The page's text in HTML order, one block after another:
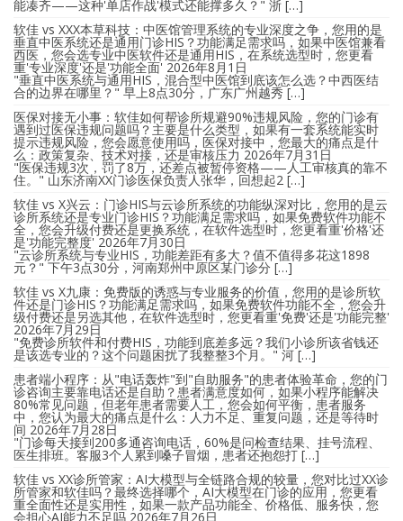
能凑齐——这种'单店作战'模式还能撑多久？" 浙 […]
软佳 vs XXX本草科技：中医馆管理系统的专业深度之争，您用的是
垂直中医系统还是通用门诊HIS？功能满足需求吗，如果中医馆兼看
西医，您会选专业中医软件还是通用HIS，在系统选型时，您更看
重'专业深度'还是'功能全面' 2026年8月1日
"垂直中医系统与通用HIS，混合型中医馆到底该怎么选？中西医结
合的边界在哪里？" 早上8点30分，广东广州越秀 […]
医保对接无小事：软佳如何帮诊所规避90%违规风险，您的门诊有
遇到过医保违规问题吗？主要是什么类型，如果有一套系统能实时
提示违规风险，您会愿意使用吗，医保对接中，您最大的痛点是什
么：政策复杂、技术对接，还是审核压力 2026年7月31日
"医保违规3次，罚了8万，还差点被暂停资格——人工审核真的靠不
住。" 山东济南XX门诊医保负责人张华，回想起2 […]
软佳 vs X兴云：门诊HIS与云诊所系统的功能纵深对比，您用的是云
诊所系统还是专业门诊HIS？功能满足需求吗，如果免费软件功能不
全，您会升级付费还是更换系统，在软件选型时，您更看重'价格'还
是'功能完整度' 2026年7月30日
"云诊所系统与专业HIS，功能差距有多大？值不值得多花这1898
元？" 下午3点30分，河南郑州中原区某门诊分 […]
软佳 vs X九康：免费版的诱惑与专业服务的价值，您用的是诊所软
件还是门诊HIS？功能满足需求吗，如果免费软件功能不全，您会升
级付费还是另选其他，在软件选型时，您更看重'免费'还是'功能完整'
2026年7月29日
"免费诊所软件和付费HIS，功能到底差多远？我们小诊所该省钱还
是该选专业的？这个问题困扰了我整整3个月。" 河 […]
患者端小程序：从"电话轰炸"到"自助服务"的患者体验革命，您的门
诊咨询主要靠电话还是自助？患者满意度如何，如果小程序能解决
80%常见问题，但老年患者需要人工，您会如何平衡，患者服务
中，您认为最大的痛点是什么：人力不足、重复问题，还是等待时
间 2026年7月28日
"门诊每天接到200多通咨询电话，60%是问检查结果、挂号流程、
医生排班。客服3个人累到嗓子冒烟，患者还抱怨打 […]
软佳 vs XX诊所管家：AI大模型与全链路合规的较量，您对比过XX诊
所管家和软佳吗？最终选择哪个，AI大模型在门诊的应用，您更看
重全面性还是实用性，如果一款产品功能全、价格低、服务快，您
会担心AI能力不足吗 2026年7月26日